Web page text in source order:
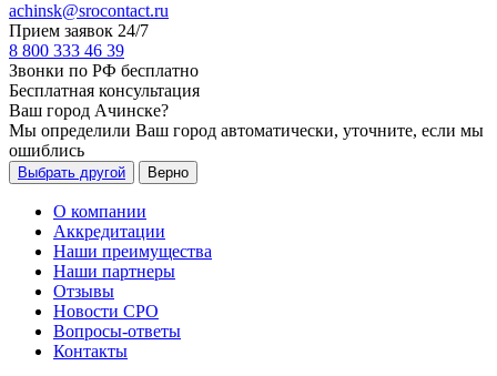
achinsk@srocontact.ru
Прием заявок 24/7
8 800 333 46 39
Звонки по РФ бесплатно
Бесплатная консультация
Ваш город Ачинске?
Мы определили Ваш город автоматически, уточните, если мы
ошиблись
Выбрать другой Верно
О компании
Аккредитации
Наши преимущества
Наши партнеры
Отзывы
Новости СРО
Вопросы-ответы
Контакты